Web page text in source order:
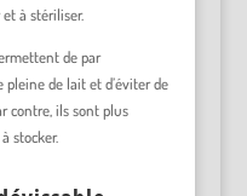
à stériliser.
de par
pleine de lait et d’éviter de
contre, ils sont plus
stocker.